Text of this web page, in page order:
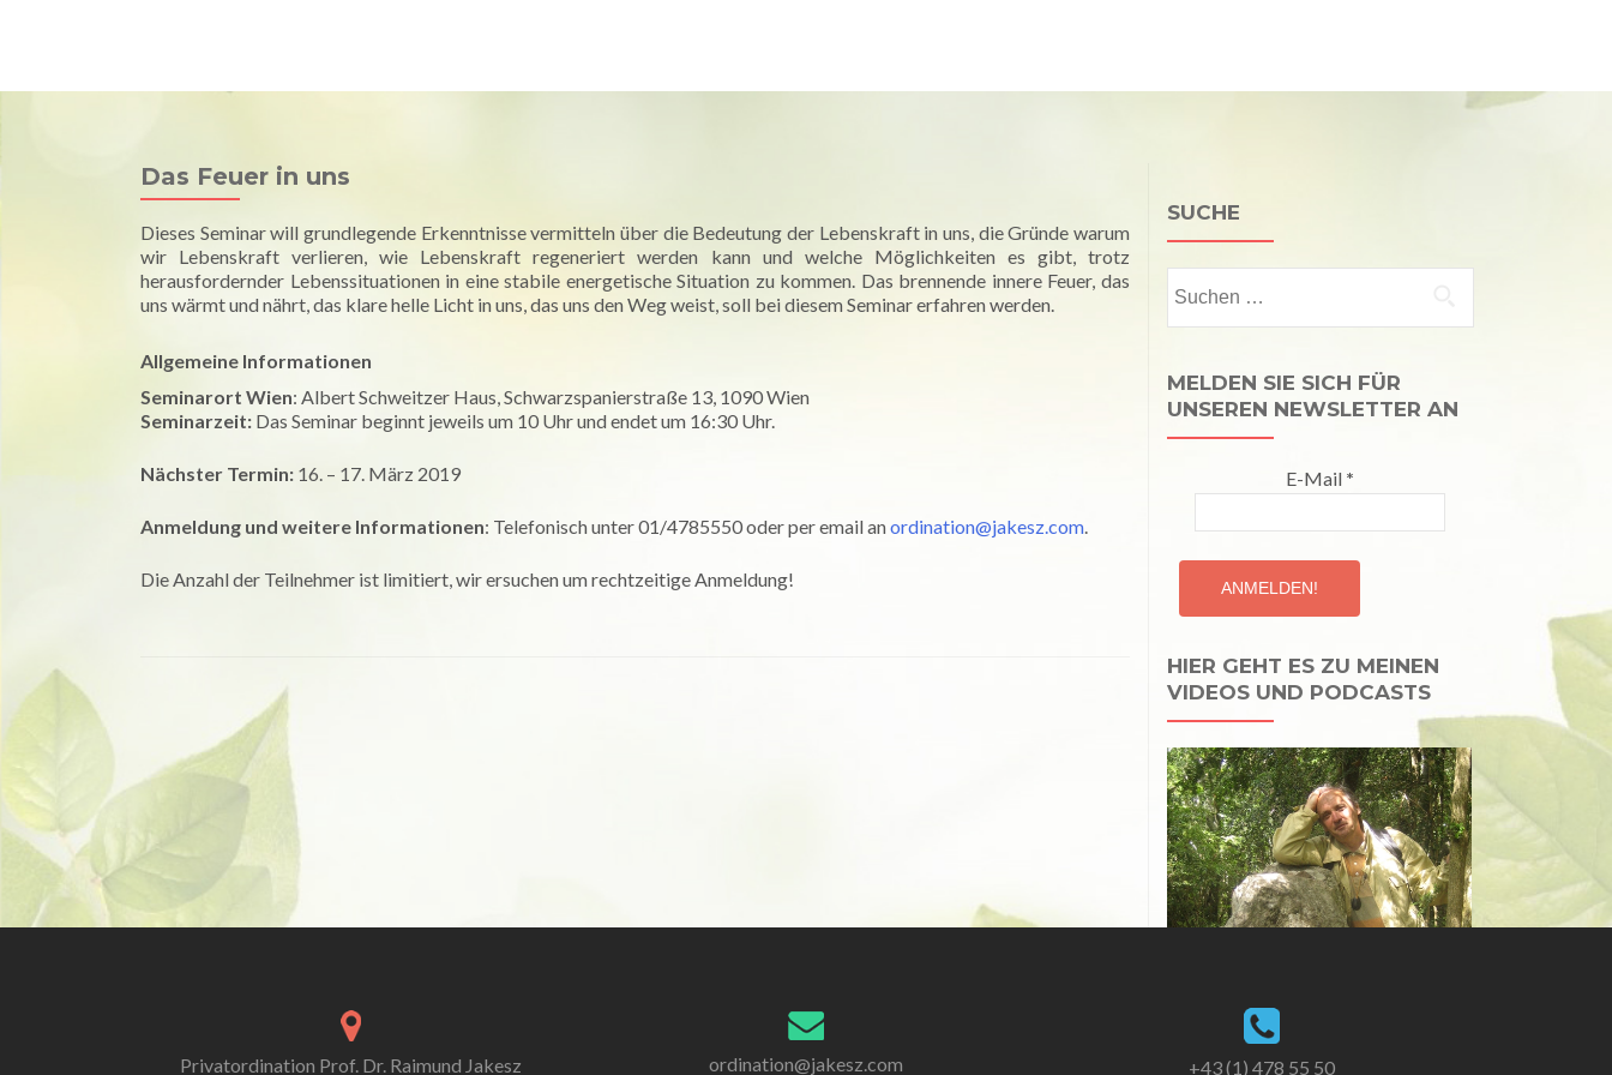
Das Feuer in uns
Dieses Seminar will grundlegende Erkenntnisse vermitteln über die Bedeutung der Lebenskraft in uns, die Gründe warum
wir Lebenskraft verlieren, wie Lebenskraft regeneriert werden kann und welche Möglichkeiten es gibt, trotz
herausfordernder Lebenssituationen in eine stabile energetische Situation zu kommen. Das brennende innere Feuer, das
uns wärmt und nährt, das klare helle Licht in uns, das uns den Weg weist, soll bei diesem Seminar erfahren werden.
Allgemeine Informationen
Seminarort Wien: Albert Schweitzer Haus, Schwarzspanierstraße 13, 1090 Wien
Seminarzeit: Das Seminar beginnt jeweils um 10 Uhr und endet um 16:30 Uhr.
Nächster Termin: 16. – 17. März 2019
Anmeldung und weitere Informationen: Telefonisch unter 01/4785550 oder per email anordination@jakesz.com.
Die Anzahl der Teilnehmer ist limitiert, wir ersuchen um rechtzeitige Anmeldung!
SUCHE
nach:
MELDEN SIE SICH FÜR
UNSEREN NEWSLETTER AN
E-Mail *
HIER GEHT ES ZU MEINEN
VIDEOS UND PODCASTS
Privatordination Prof. Dr. Raimund Jakesz ordination@jakesz.com +43 (1) 478 55 50